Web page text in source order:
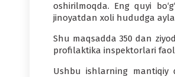
oshirilmoqda. Eng quyi
jinoyatdan xoli hududga
Shu maqsadda 350 dan
profilaktika inspektorlari
Ushbu ishlarning mantiqiy